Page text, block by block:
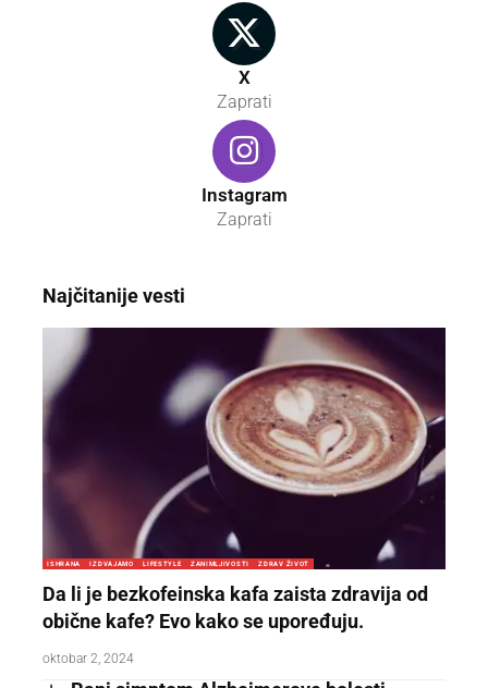
X
Zaprati
Instagram
Zaprati
Najčitanije vesti
ISHRANA IZDVAJAMO LIFESTYLE ZANIMLJIVOSTI ZDRAV ŽIVOT
Da li je bezkofeinska kafa zaista zdravija od
obične kafe? Evo kako se upoređuju.
oktobar 2, 2024